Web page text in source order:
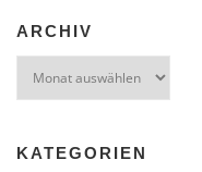
ARCHIV
KATEGORIEN